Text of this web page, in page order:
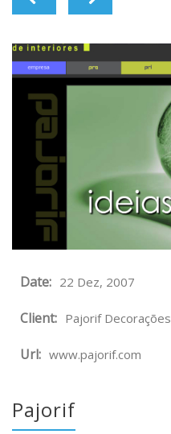
Date: 22 Dez, 2007
Client: Pajorif
Url: www.pajorif.com
Pajorif